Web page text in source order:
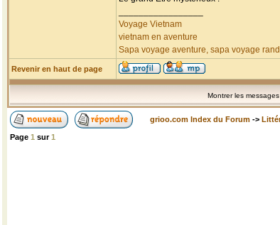
Voyage Vietnam
vietnam en aventure
Sapa voyage aventure, sapa voyage
Revenir en haut de page
Montrer les
grioo.com Index du Forum ->
Page 1 sur1